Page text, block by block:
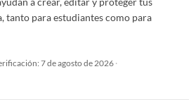
tanto para estudiantes como para
7 de agosto de 2026 ·